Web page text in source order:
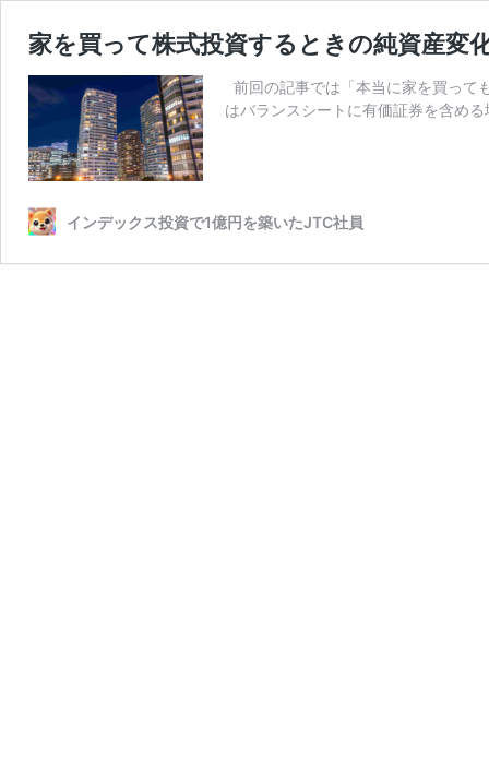
家を買って株式投資するときの純資産変
前回の記事では「本当に家を買って
はバランスシートに有価証券を含め
インデックス投資で1億円を築いたJTC社員